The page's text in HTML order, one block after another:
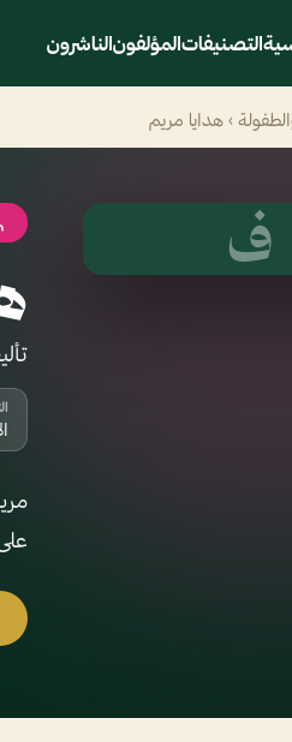
التصنيفاتالمؤلفونالناشرون
› هدايا مريم
ف